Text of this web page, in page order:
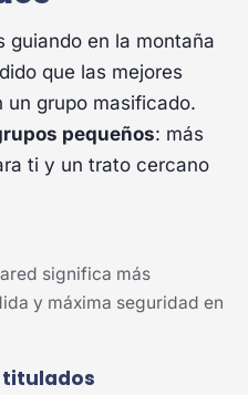
guiando en la montaña
que las mejores
un grupo masificado.
pequeños: más
ti y un trato cercano
significa más
y máxima seguridad en
titulados